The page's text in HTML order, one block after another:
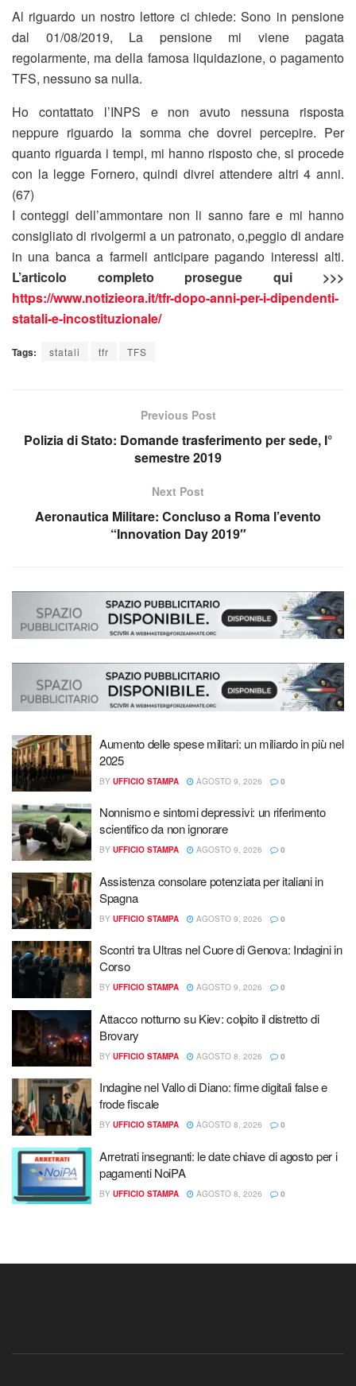
Al riguardo un nostro lettore ci chiede: Sono in pensione
dal 01/08/2019, La pensione mi viene pagata
regolarmente, ma della famosa liquidazione, o pagamento
TFS, nessuno sa nulla.
Ho contattato l’INPS e non avuto nessuna risposta
neppure riguardo la somma che dovrei percepire. Per
quanto riguarda i tempi, mi hanno risposto che, si procede
con la legge Fornero, quindi divrei attendere altri 4 anni.
(67)
I conteggi dell’ammontare non li sanno fare e mi hanno
consigliato di rivolgermi a un patronato, o,peggio di andare
in una banca a farmeli anticipare pagando interessi alti.
L’articolo completo prosegue qui >>>
https://www.notizieora.it/tfr-dopo-anni-per-i-dipendenti-
statali-e-incostituzionale/
Tags: statali tfr TFS
Previous Post
Polizia di Stato: Domande trasferimento per sede, I°
semestre 2019
Next Post
Aeronautica Militare: Concluso a Roma l’evento
“Innovation Day 2019″
Aumento delle spese militari: un miliardo in più nel
2025
BY UFFICIO STAMPA AGOSTO 9, 2026 0
Nonnismo e sintomi depressivi: un riferimento
scientifico da non ignorare
BY UFFICIO STAMPA AGOSTO 9, 2026 0
Assistenza consolare potenziata per italiani in
Spagna
BY UFFICIO STAMPA AGOSTO 9, 2026 0
Scontri tra Ultras nel Cuore di Genova: Indagini in
Corso
BY UFFICIO STAMPA AGOSTO 9, 2026 0
Attacco notturno su Kiev: colpito il distretto di
Brovary
BY UFFICIO STAMPA AGOSTO 8, 2026 0
Indagine nel Vallo di Diano: firme digitali false e
frode fiscale
BY UFFICIO STAMPA AGOSTO 8, 2026 0
Arretrati insegnanti: le date chiave di agosto per i
pagamenti NoiPA
BY UFFICIO STAMPA AGOSTO 8, 2026 0